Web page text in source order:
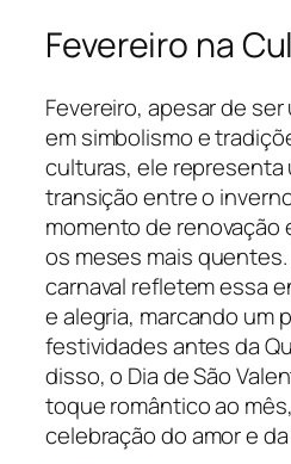
Fevereiro na
Fevereiro, apesar de
em simbolismo e
culturas, ele representa
transição entre o
momento de renovação
os meses mais
carnaval refletem essa
e alegria, marcando um
festividades antes da
disso, o Dia de São
toque romântico ao
celebração do amor e